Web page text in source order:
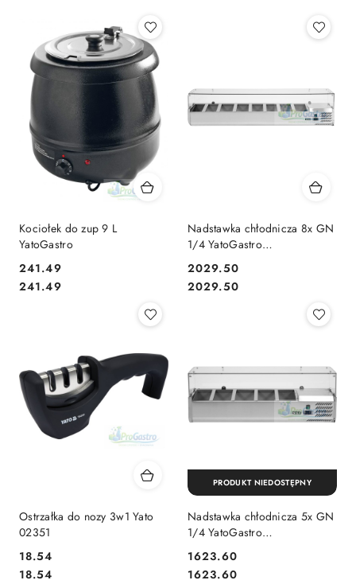
Kociołek do zup 9 L
YatoGastro
Cena:
241.49
Cena:
241.49
Nadstawka chłodnicza 8x GN
1/4 YatoGastro
1800x335x435 mm
Cena:
2029.50
Cena:
2029.50
Ostrzałka do nozy 3w1 Yato
02351
Cena:
18.54
Cena:
18.54
Nadstawka chłodnicza 5x GN
1/4 YatoGastro
Cena:
1623.60
Cena:
1623.60
PRODUKT NIEDOSTĘPNY